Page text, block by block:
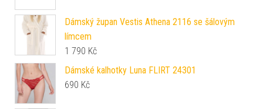
Dámský župan Vestis Athena 2116 se šálovým
límcem
1 790 Kč
Dámské kalhotky Luna FLIRT 24301
690 Kč